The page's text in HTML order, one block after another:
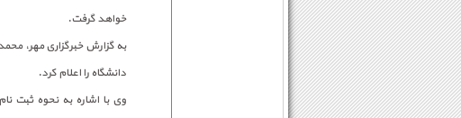
خواهد گرفت.
به گزارش خبرگزاری مهر،
دانشگاه را اعلام کرد.
وی با اشاره به نحوه ثبت